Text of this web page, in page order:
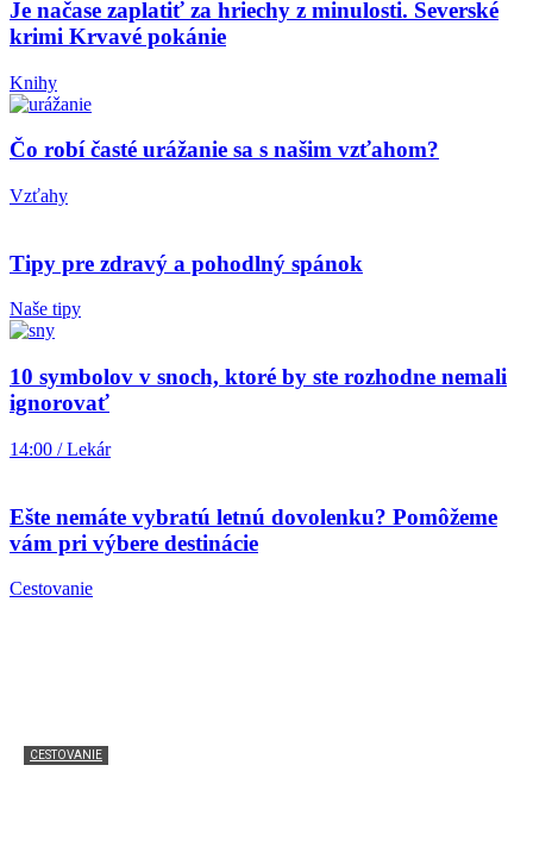
Je načase zaplatiť za hriechy z minulosti. Severské
krimi Krvavé pokánie
Knihy
Čo robí časté urážanie sa s našim vzťahom?
Vzťahy
Tipy pre zdravý a pohodlný spánok
Naše tipy
10 symbolov v snoch, ktoré by ste rozhodne nemali
ignorovať
14:00 / Lekár
Ešte nemáte vybratú letnú dovolenku? Pomôžeme
vám pri výbere destinácie
Cestovanie
CESTOVANIE